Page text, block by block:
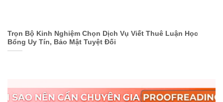
Trọn Bộ Kinh Nghiệm Chọn Dịch Vụ Viết Thuê Luận Học
Bổng Uy Tín, Bảo Mật Tuyệt Đối